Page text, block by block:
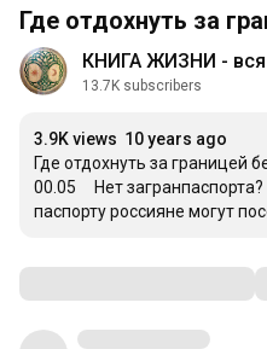
Где отдохнуть за
КНИГА ЖИЗНИ - вся
13.7K subscribers
3.9K views 10 years ago
Где отдохнуть за границей
00.05     Нет
паспорту россияне могут